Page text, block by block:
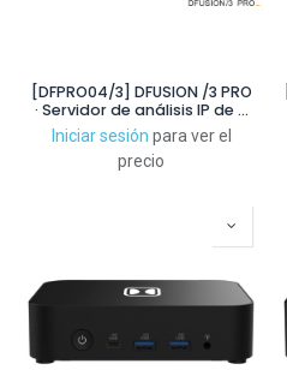
[DFPRO04/3] DFUSION /3 PRO
· Servidor de análisis IP de 4
canales
Iniciar sesión para ver el
precio